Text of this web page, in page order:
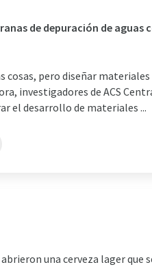
de depuración de aguas
cosas, pero diseñar materiales
investigadores de ACS
el desarrollo de materiales ...
una cerveza lager que